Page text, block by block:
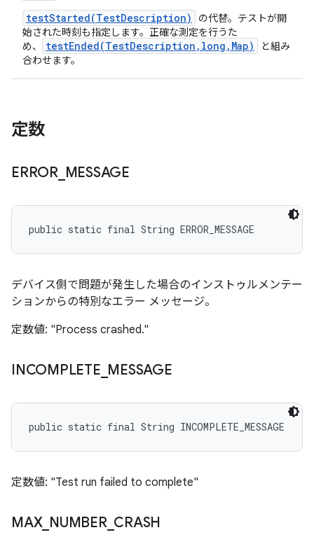
testStarted(TestDescription)
の代替。テストが開
始された時刻も指定します。正確な測定を行うた
め、
testEnded(TestDescription,long,Map)
と組み
合わせます。
定数
ERROR_ MESSAGE
public static final String ERROR_MESSAGE
デバイス側で問題が発生した場合のインストゥルメンテー
ションからの特別なエラー メッセージ。
定数値: "Process crashed."
INCOMPLETE MESSAGE
public static final String INCOMPLETE_MESSAGE
定数値: "Test run failed to complete"
MAX_ NUMBER_ CRASH